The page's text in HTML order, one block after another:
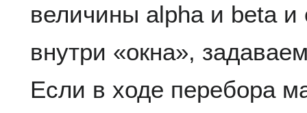
величины alpha и beta и
внутри «окна»,
Если в ходе перебора